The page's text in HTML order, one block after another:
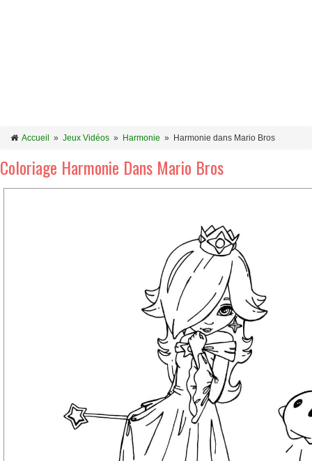
Accueil » Jeux Vidéos » Harmonie » Harmonie dans Mario Bros
Coloriage Harmonie Dans Mario Bros